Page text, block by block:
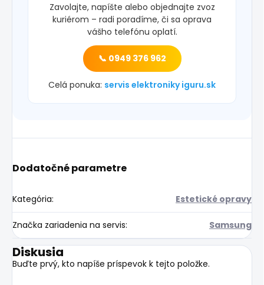
Zavolajte, napíšte alebo objednajte zvoz
kuriérom – radi poradíme, či sa oprava
vášho telefónu oplatí.
📞 0949 376 962
Celá ponuka: servis elektroniky iguru.sk
Dodatočné parametre
Kategória: Estetické opravy
Značka zariadenia na servis: Samsung
Diskusia
Buďte prvý, kto napíše príspevok k tejto položke.